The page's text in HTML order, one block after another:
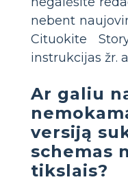
nebent
Cituokite
instrukcijas žr.
Ar galiu
versiją
schemas
tikslais?